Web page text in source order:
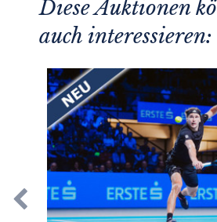
Diese Auktionen
auch interessieren: